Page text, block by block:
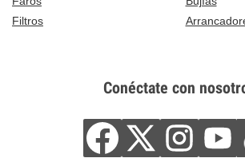
Filtros
Conéctate con